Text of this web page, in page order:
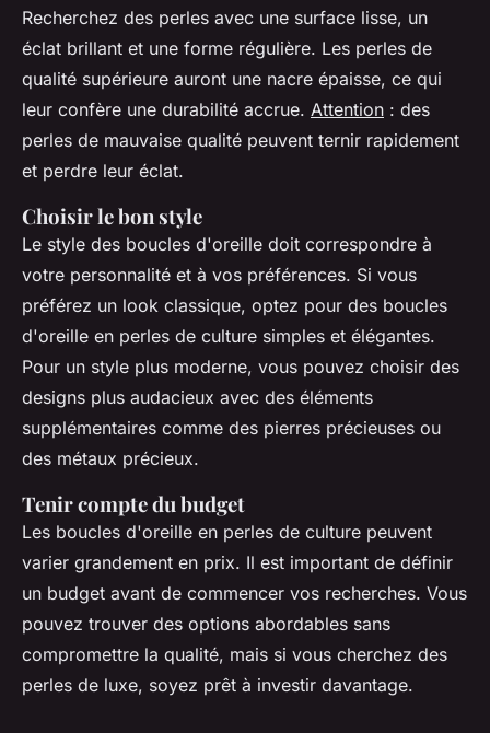
Recherchez des perles avec une surface lisse, un
éclat brillant et une forme régulière. Les perles de
qualité supérieure auront une nacre épaisse, ce qui
leur confère une durabilité accrue. Attention : des
perles de mauvaise qualité peuvent ternir rapidement
et perdre leur éclat.
Choisir le bon style
Le style des boucles d'oreille doit correspondre à
votre personnalité et à vos préférences. Si vous
préférez un look classique, optez pour des boucles
d'oreille en perles de culture simples et élégantes.
Pour un style plus moderne, vous pouvez choisir des
designs plus audacieux avec des éléments
supplémentaires comme des pierres précieuses ou
des métaux précieux.
Tenir compte du budget
Les boucles d'oreille en perles de culture peuvent
varier grandement en prix. Il est important de définir
un budget avant de commencer vos recherches. Vous
pouvez trouver des options abordables sans
compromettre la qualité, mais si vous cherchez des
perles de luxe, soyez prêt à investir davantage.